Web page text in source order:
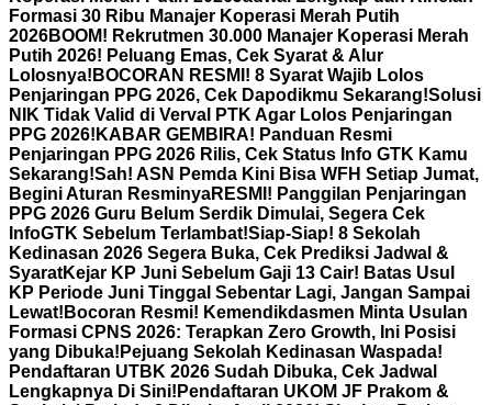
Formasi 30 Ribu Manajer Koperasi Merah Putih
2026BOOM! Rekrutmen 30.000 Manajer Koperasi Merah
Putih 2026! Peluang Emas, Cek Syarat & Alur
Lolosnya! BOCORAN RESMI! 8 Syarat Wajib Lolos
Penjaringan PPG 2026, Cek Dapodikmu Sekarang!Solusi
NIK Tidak Valid di Verval PTK Agar Lolos Penjaringan
PPG 2026! KABAR GEMBIRA! Panduan Resmi
Penjaringan PPG 2026 Rilis, Cek Status Info GTK Kamu
Sekarang!Sah! ASN Pemda Kini Bisa WFH Setiap Jumat,
Begini Aturan ResminyaRESMI! Panggilan Penjaringan
PPG 2026 Guru Belum Serdik Dimulai, Segera Cek
InfoGTK Sebelum Terlambat!Siap-Siap! 8 Sekolah
Kedinasan 2026 Segera Buka, Cek Prediksi Jadwal &
SyaratKejar KP Juni Sebelum Gaji 13 Cair! Batas Usul
KP Periode Juni Tinggal Sebentar Lagi, Jangan Sampai
Lewat! Bocoran Resmi! Kemendikdasmen Minta Usulan
Formasi CPNS 2026: Terapkan Zero Growth, Ini Posisi
yang Dibuka! Pejuang Sekolah Kedinasan Waspada!
Pendaftaran UTBK 2026 Sudah Dibuka, Cek Jadwal
Lengkapnya Di Sini! Pendaftaran UKOM JF Prakom &